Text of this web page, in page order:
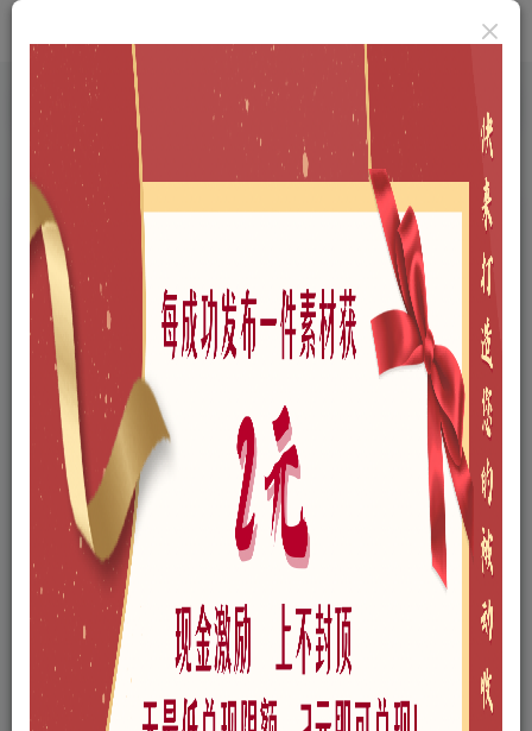
首页 A-三维模型 A0207-酒店建筑 正文
现代酒店建筑SU模型下载
我是一名景观设计师
关注 私信
8
现代酒店建筑SU模型下载
免费资源